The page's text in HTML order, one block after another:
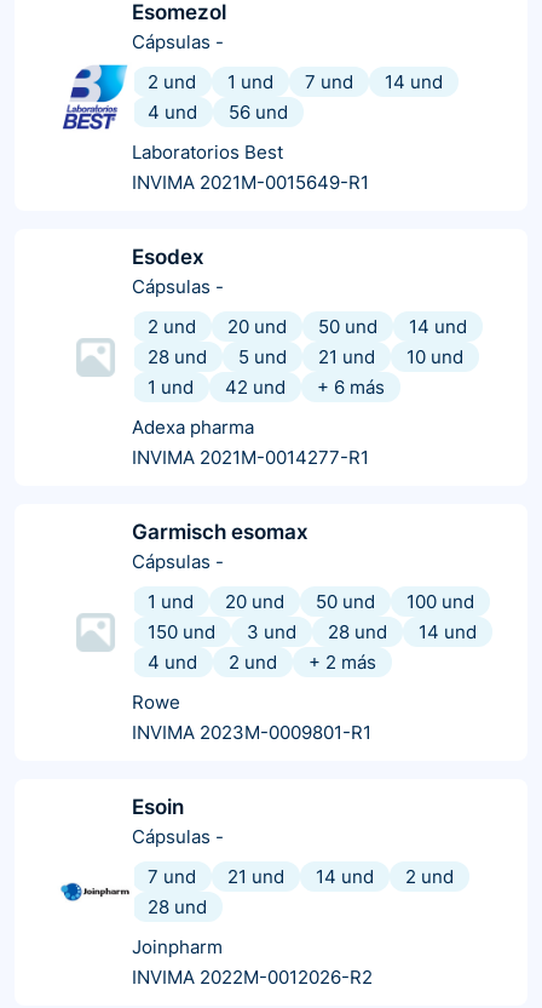
Esomezol
Cápsulas -
2 und
1 und 7 und
14 und
4 und
56 und
Laboratorios Best
INVIMA 2021M-0015649-R1
Esodex
Cápsulas -
2 und
20 und 50 und
14 und
28 und
5 und 21 und
10 und
1 und
42 und + 6 más
Adexa pharma
INVIMA 2021M-0014277-R1
Garmisch esomax
Cápsulas -
1 und
20 und 50 und
100 und
150 und
3 und 28 und
14 und
4 und
2 und + 2 más
Rowe
INVIMA 2023M-0009801-R1
Esoin
Cápsulas -
7 und
21 und 14 und
2 und
28 und
Joinpharm
INVIMA 2022M-0012026-R2